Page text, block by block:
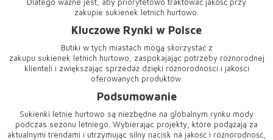
zakupie sukienek letnich hurtowo
Kluczowe Rynki w Polsce
Butiki w tych miastach mogą skorzystać z
zakupu sukienek letnich hurtowo, zaspokajając potrzeby różnorodnej
klienteli i zwiększając sprzedaż dzięki różnorodności i jakości
oferowanych produktów.
Podsumowanie
Sukienki letnie hurtowo są niezbędne na globalnym rynku mody
podczas sezonu letniego. Wybierając projekty, które podążają za
aktualnymi trendami i utrzymując silny nacisk na jakość i różnorodność,